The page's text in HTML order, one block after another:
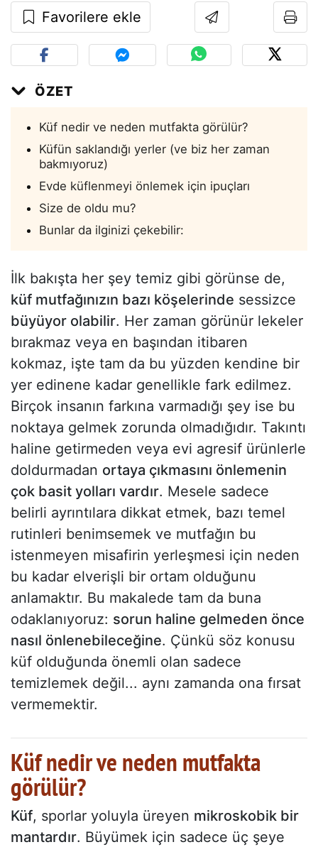
Favorilere ekle
ÖZET
Küf nedir ve neden mutfakta görülür?
Küfün saklandığı yerler (ve biz her zaman
bakmıyoruz)
Evde küflenmeyi önlemek için ipuçları
Size de oldu mu?
Bunlar da ilginizi çekebilir:
İlk bakışta her şey temiz gibi görünse de,
küf mutfağınızın bazı köşelerinde sessizce
büyüyor olabilir. Her zaman görünür lekeler
bırakmaz veya en başından itibaren
kokmaz, işte tam da bu yüzden kendine bir
yer edinene kadar genellikle fark edilmez.
Birçok insanın farkına varmadığı şey ise bu
noktaya gelmek zorunda olmadığıdır. Takıntı
haline getirmeden veya evi agresif ürünlerle
doldurmadan ortaya çıkmasını önlemenin
çok basit yolları vardır. Mesele sadece
belirli ayrıntılara dikkat etmek, bazı temel
rutinleri benimsemek ve mutfağın bu
istenmeyen misafirin yerleşmesi için neden
bu kadar elverişli bir ortam olduğunu
anlamaktır. Bu makalede tam da buna
odaklanıyoruz: sorun haline gelmeden önce
nasıl önlenebileceğine. Çünkü söz konusu
küf olduğunda önemli olan sadece
temizlemek değil... aynı zamanda ona fırsat
vermemektir.
Küf nedir ve neden mutfakta
görülür?
Küf, sporlar yoluyla üreyen mikroskobik bir
mantardır. Büyümek için sadece üç şeye